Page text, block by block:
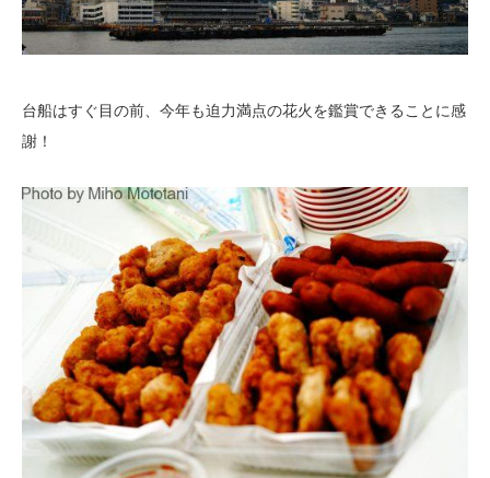
台船はすぐ目の前、今年も迫力満点の花火を鑑賞できることに感
謝！